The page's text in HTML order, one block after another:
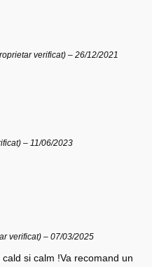
verificat) – 26/12/2021
– 11/06/2023
verificat) – 07/03/2025
si calm !Va recomand un